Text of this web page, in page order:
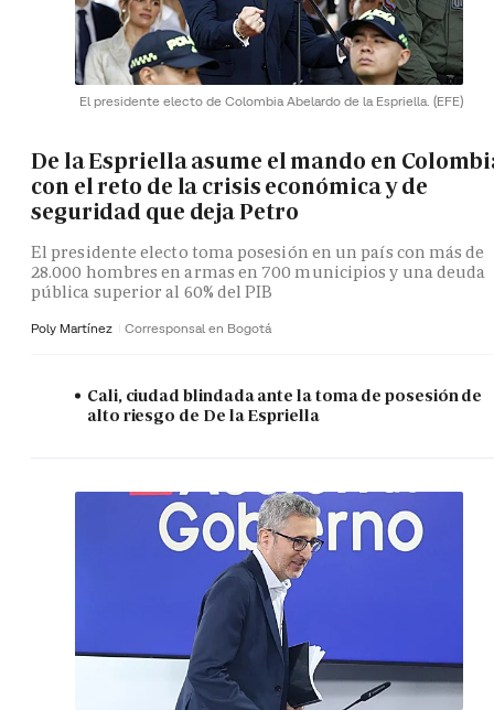
El presidente electo de Colombia Abelardo de la Espriella. (EFE)
De la Espriella asume el mando en
con el reto de la crisis económica y de
seguridad que deja Petro
El presidente electo toma posesión en un país con más de
28.000 hombres en armas en 700 municipios y una deuda
pública superior al 60% del PIB
Poly Martínez Corresponsal en Bogotá
Cali, ciudad blindada ante la toma de posesión de
alto riesgo de De la Espriella